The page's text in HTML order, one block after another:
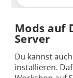
Mods auf
Server
Du kannst
installieren.